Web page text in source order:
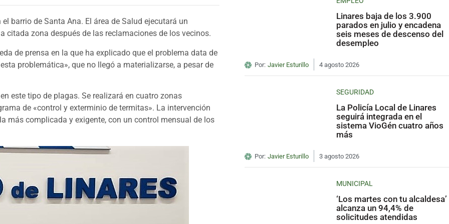
barrio de Santa Ana. El área de Salud ejecutará un
zona después de las reclamaciones de los vecinos.
de prensa en la que ha explicado que el problema data de
problemática», que no llegó a materializarse, a pesar de
este tipo de plagas. Se realizará en cuatro zonas
de «control y exterminio de termitas». La intervención
más complicada y exigente, con un control mensual de los
Linares baja de los 3.900
parados en julio y encadena
seis meses de descenso del
desempleo
Por: Javier Esturillo 4 agosto 2026
SEGURIDAD
La Policía Local de Linares
seguirá integrada en el
sistema VioGén cuatro años
más
Por: Javier Esturillo 3 agosto 2026
MUNICIPAL
‘Los martes con tu alcaldesa’
alcanza un 94,4% de
solicitudes atendidas